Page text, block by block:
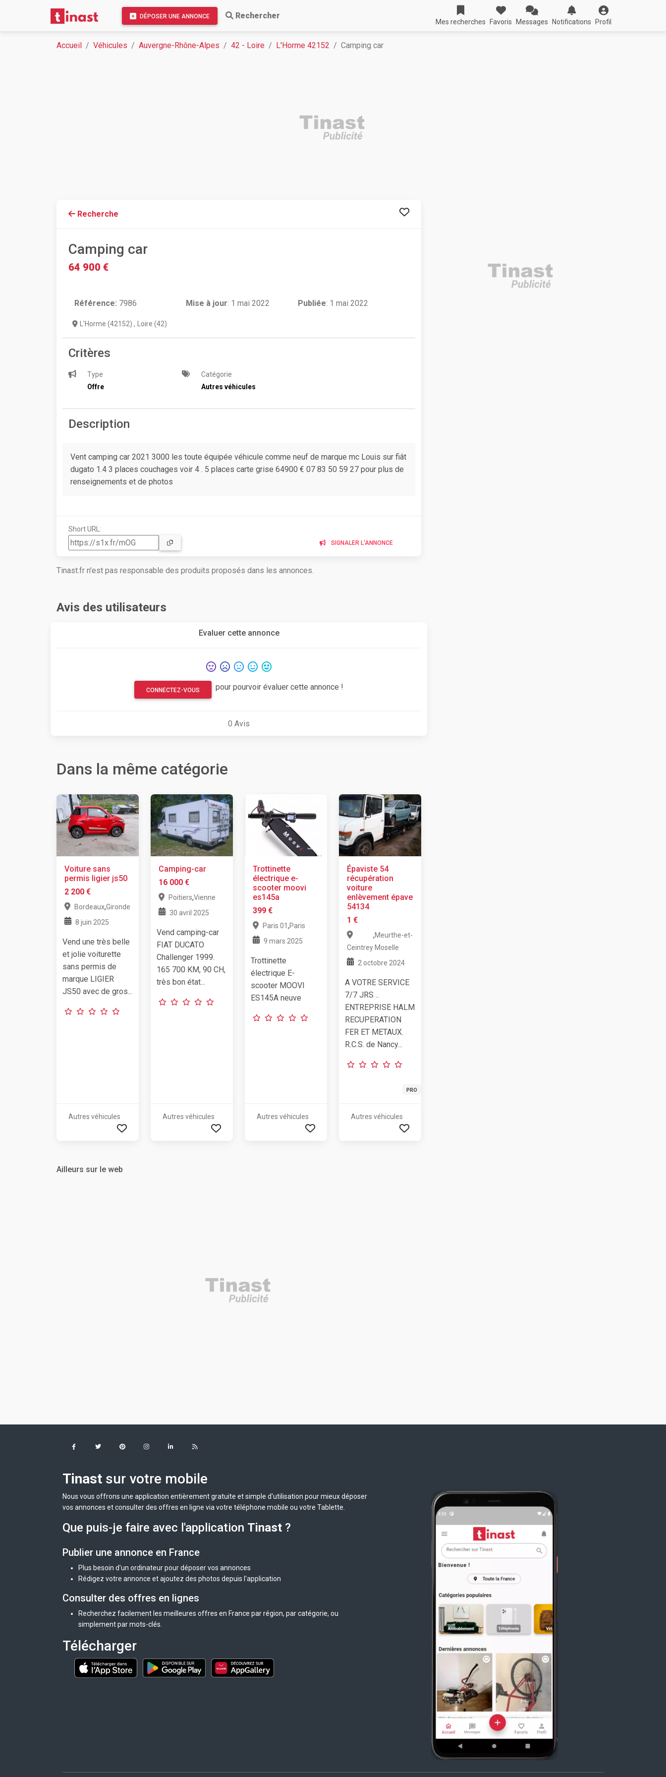
DÉPOSER UNE ANNONCE Rechercher
Mes recherches Favoris Messages Notifications Profil
Accueil Véhicules Auvergne-Rhône-Alpes 42 - Loire L'Horme 42152 Camping car
Recherche
Camping car
64 900 €
Référence: 7986 Mise à jour: 1 mai 2022 Publiée: 1 mai 2022
L'Horme (42152) , Loire (42)
Critères
Type
Offre
Catégorie
Autres véhicules
Description
Vent camping car 2021 3000 les toute équipée véhicule comme neuf de marque mc Louis sur fiât
dugato 1.4 3 places couchages voir 4 . 5 places carte grise 64900 € 07 83 50 59 27 pour plus de
renseignements et de photos
Short URL:
SIGNALER L'ANNONCE
Tinast.fr n'est pas responsable des produits proposés dans les annonces.
Avis des utilisateurs
Evaluer cette annonce
CONNECTEZ-VOUS pour pourvoir évaluer cette annonce !
0 Avis
Dans la même catégorie
Voiture sans
permis ligier js50
2 200 €
Bordeaux,Gironde
8 juin 2025
Vend une très belle
et jolie voiturette
sans permis de
marque LIGIER
JS50 avec de gros...
Autres véhicules
Camping-car
16 000 €
Poitiers,Vienne
30 avril 2025
Vend camping-car
FIAT DUCATO
Challenger 1999.
165 700 KM, 90 CH,
très bon état...
Autres véhicules
Trottinette
électrique e-
scooter moovi
es145a
399 €
Paris 01,Paris
9 mars 2025
Trottinette
électrique E-
scooter MOOVI
ES145A neuve
Autres véhicules
Épaviste 54
récupération
voiture
enlèvement épave
54134
1 €
Ceintrey
,Meurthe-et-
Moselle
2 octobre 2024
A VOTRE SERVICE
7/7 JRS ..
ENTREPRISE HALM
RECUPERATION
FER ET METAUX.
R.C.S. de Nancy...
PRO
Autres véhicules
Ailleurs sur le web
Tinast sur votre mobile
Nous vous offrons une application entièrement gratuite et simple d'utilisation pour mieux déposer
vos annonces et consulter des offres en ligne via votre téléphone mobile ou votre Tablette.
Que puis-je faire avec l'application Tinast ?
Publier une annonce en France
Plus besoin d'un ordinateur pour déposer vos annonces
Rédigez votre annonce et ajoutez des photos depuis l'application
Consulter des offres en lignes
Recherchez facilement les meilleures offres en France par région, par catégorie, ou
simplement par mots-clés.
Télécharger